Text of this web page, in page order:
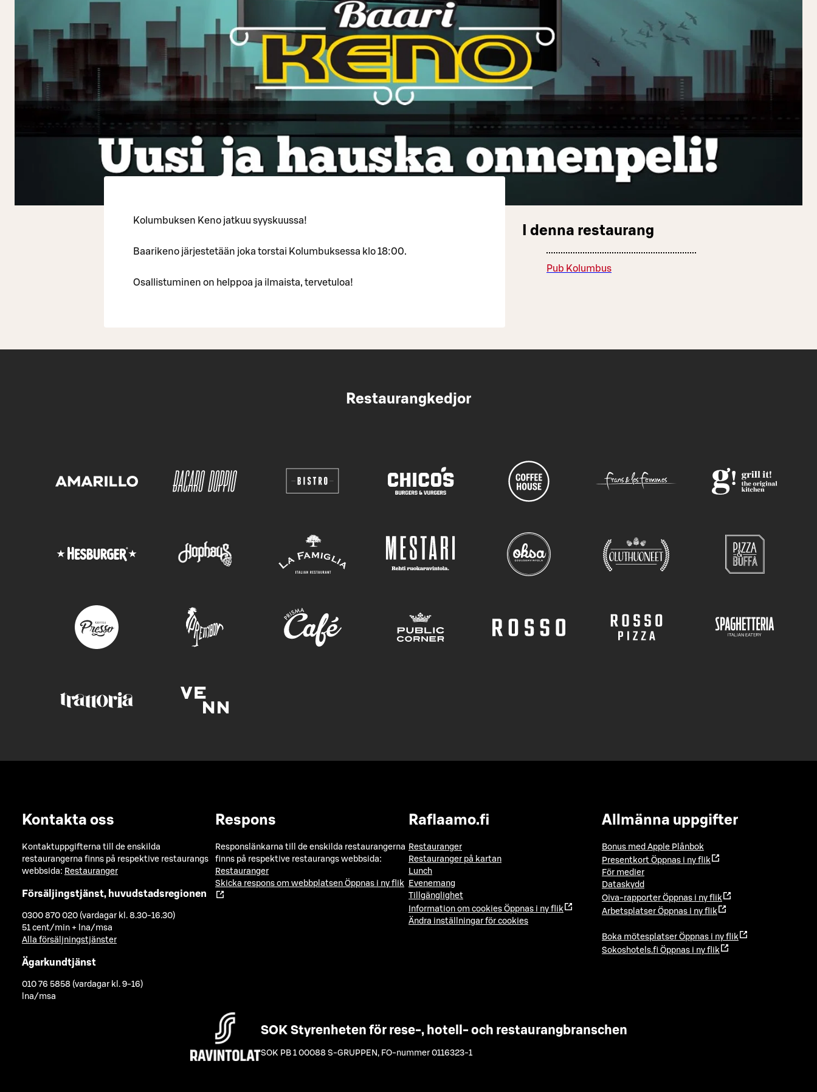
Kolumbuksen Keno jatkuu syyskuussa!
Baarikeno järjestetään joka torstai Kolumbuksessa klo 18:00.
Osallistuminen on helppoa ja ilmaista, tervetuloa!
I denna restaurang
Pub Kolumbus
Restaurangkedjor
Kontakta oss
Kontaktuppgifterna till de enskilda
restaurangerna finns på respektive restaurangs
webbsida: Restauranger
Försäljingstjänst, huvudstadsregionen
0300 870 020 (vardagar kl. 8.30-16.30)
51 cent/min + lna/msa
Alla försäljningstjänster
Ägarkundtjänst
010 76 5858 (vardagar kl. 9-16)
lna/msa
Respons
Responslänkarna till de enskilda restaurangerna
finns på respektive restaurangs webbsida:
Restauranger
Skicka respons om webbplatsen Öppnas i ny flik
Raflaamo.fi
Restauranger
Restauranger på kartan
Lunch
Evenemang
Tillgänglighet
Information om cookies Öppnas i ny flik
Ändra inställningar för cookies
Allmänna uppgifter
Bonus med Apple Plånbok
Presentkort Öppnas i ny flik
För medier
Dataskydd
Oiva-rapporter Öppnas i ny flik
Arbetsplatser Öppnas i ny flik
Boka mötesplatser Öppnas i ny flik
Sokoshotels.fi Öppnas i ny flik
SOK Styrenheten för rese-, hotell- och restaurangbranschen
SOK PB 1 00088 S-GRUPPEN , FO-nummer 0116323-1